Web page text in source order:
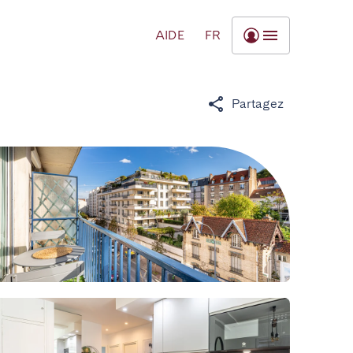
AIDE FR
Partagez